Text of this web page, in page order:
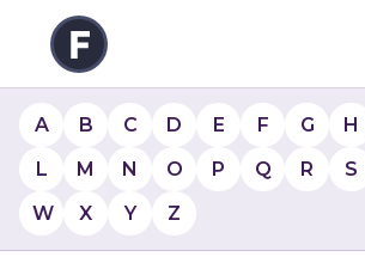
A B C D E F G H
L
M N O P Q R S
W
X Y Z